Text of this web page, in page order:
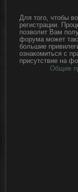
Для того, чтобы
регистрации.
позволит Вам
форума может
большие
ознакомиться с
присутствие на
Общие